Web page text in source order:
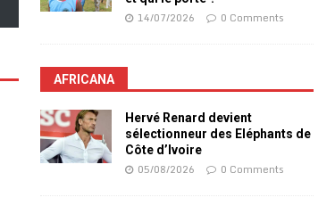
14/07/2026 0 Comments
AFRICANA
Hervé Renard devient
sélectionneur des Eléphants de
Côte d’Ivoire
05/08/2026 0 Comments